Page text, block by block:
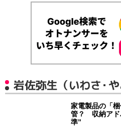
岩佐弥生（いわさ・
家電製品の「
管？ 収納アド
準”